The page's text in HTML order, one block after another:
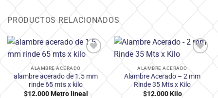
PRODUCTOS RELACIONADOS
Añadir
a la
lista
de
deseos
ALAMBRE ACERADO
alambre acerado de 1.5 mm
rinde 65 mts x kilo
$12.000Metro lineal
lista
de
deseos
ALAMBRE ACERADO
Alambre Acerado – 2 mm
Rinde 35 Mts x Kilo
$12.000Kilo